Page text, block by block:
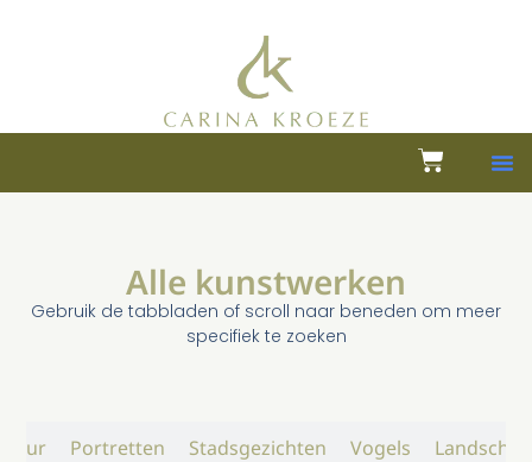
Alle kunstwerken
Gebruik de tabbladen of scroll naar beneden om meer
specifiek te zoeken
Portretten Stadsgezichten Vogels Landschap